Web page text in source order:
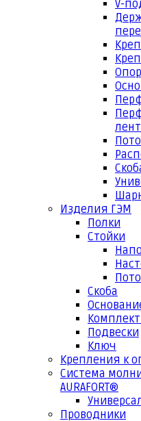
V-
Изделия ГЭМ
Полки
Стойки
Скоба
Подвески
Ключ
Крепления к
Система
AURAFORT®
Проводники